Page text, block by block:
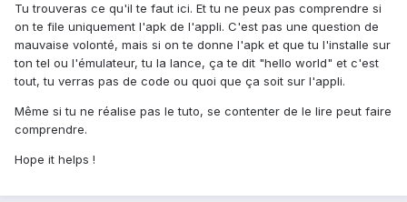
Tu trouveras ce qu'il te faut ici. Et tu ne peux pas comprendre si
on te file uniquement l'apk de l'appli. C'est pas une question de
mauvaise volonté, mais si on te donne l'apk et que tu l'installe sur
ton tel ou l'émulateur, tu la lance, ça te dit "hello world" et c'est
tout, tu verras pas de code ou quoi que ça soit sur l'appli.
Même si tu ne réalise pas le tuto, se contenter de le lire peut faire
comprendre.
Hope it helps !